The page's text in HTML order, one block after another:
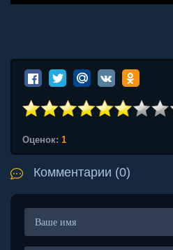
Оценок: 1
Комментарии (0)